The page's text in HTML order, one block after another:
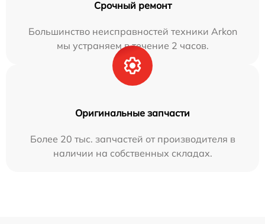
Срочный ремонт
Большинство неисправностей техники Arkon
мы устраняем в течение 2 часов.
Оригинальные запчасти
Более 20 тыс. запчастей от производителя в
наличии на собственных складах.